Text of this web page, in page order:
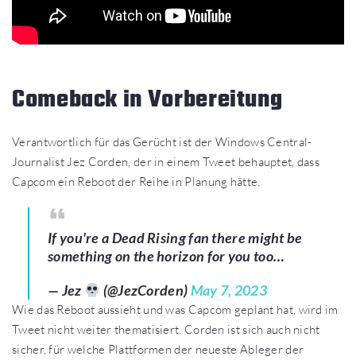
Comeback in Vorbereitung
Verantwortlich für das Gerücht ist der Windows Central-
Journalist Jez Corden, der in einem Tweet behauptet, dass
Capcom ein Reboot der Reihe in Planung hätte.
If you're a Dead Rising fan there might be
something on the horizon for you too…
— Jez
(@JezCorden)May 7, 2023
Wie das Reboot aussieht und was Capcom geplant hat, wird im
Tweet nicht weiter thematisiert. Corden ist sich auch nicht
sicher, für welche Plattformen der neueste Ableger der